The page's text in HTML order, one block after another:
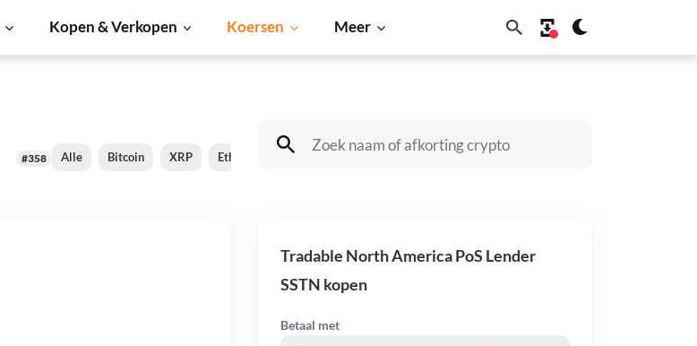
Kopen & Verkopen Koersen Meer
#358 Alle Bitcoin XRP Ethereum Cardano Dogecoin
Tradable North America PoS Lender
SSTN kopen
Betaal met